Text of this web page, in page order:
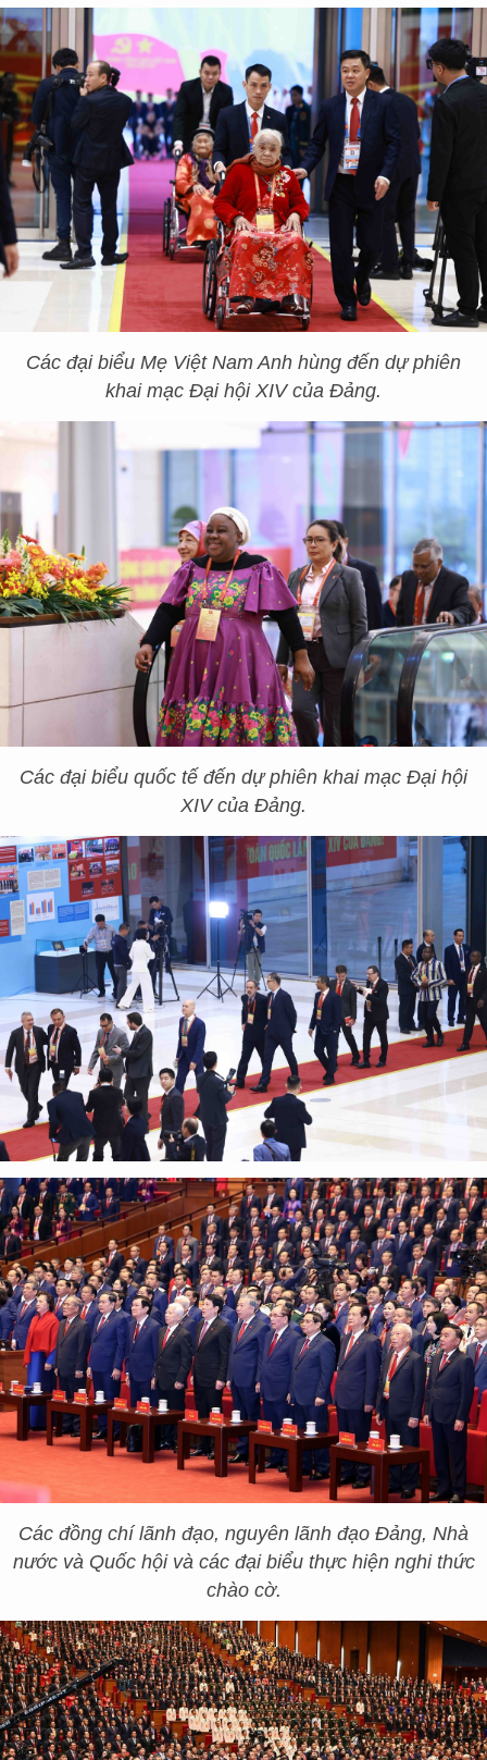
Các đại biểu Mẹ Việt Nam Anh hùng đến dự phiên
khai mạc Đại hội XIV của Đảng.
Các đại biểu quốc tế đến dự phiên khai mạc Đại hội
XIV của Đảng.
Các đồng chí lãnh đạo, nguyên lãnh đạo Đảng, Nhà
nước và Quốc hội và các đại biểu thực hiện nghi thức
chào cờ.